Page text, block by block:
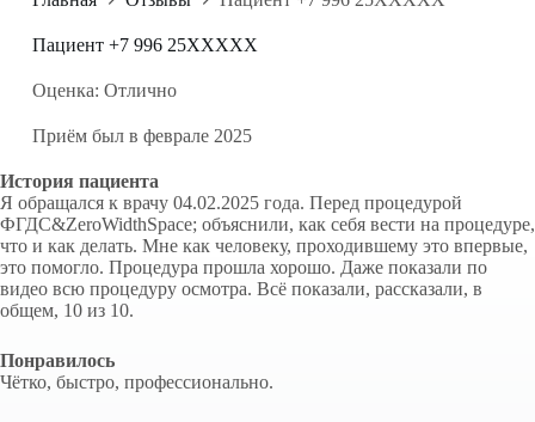
иПациент +7 996 25XXXXX
Оценка: Отлично
Приём был в феврале 2025
История пациента
Я обращался к врачу 04.02.2025 года. Перед процедурой
ФГДС&ZeroWidthSpace; объяснили, как себя вести на процедуре,
что и как делать. Мне как человеку, проходившему это впервые,
это помогло. Процедура прошла хорошо. Даже показали по
видео всю процедуру осмотра. Всё показали, рассказали, в
общем, 10 из 10.
Понравилось
Чётко, быстро, профессионально.